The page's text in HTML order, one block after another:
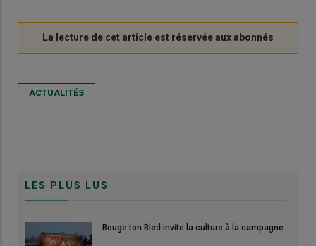
ACTUALITÉS
LES PLUS LUS
Bouge ton Bled invite la culture à la campagne